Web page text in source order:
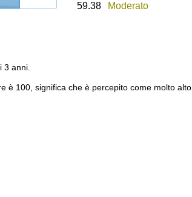
59.38 Moderato
3 anni.
è 100, significa che è percepito come molto alto.